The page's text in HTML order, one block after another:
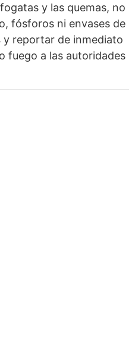
y las quemas, no
fósforos ni envases de
y reportar de inmediato
fuego a las autoridades